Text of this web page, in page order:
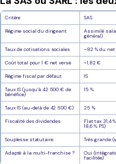
Critère SAS
Régime social du dirigeant Assimilé
général)
Taux de cotisations sociales ~82 % du net
Coût total pour 1 € net versé ~1,82 €
Régime fiscal par défaut IS
Taux IS (jusqu'à 42 500 € de
bénéfice)
15 %
Taux IS (au-delà de 42 500 €) 25 %
Fiscalité des dividendes Flat tax 31,4
18,6 % PS)
Souplesse statutaire Très grande
Adapté à la multi-franchise ? Oui
facilitée)